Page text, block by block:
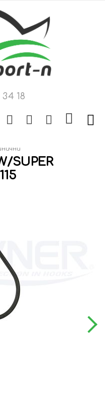
34 18
SUPER